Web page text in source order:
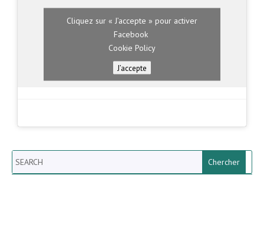
Cliquez sur « J’accepte » pour activer
Facebook
Cookie Policy
J’accepte
Search